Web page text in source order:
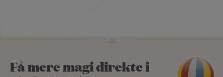
Få mere magi direkte i